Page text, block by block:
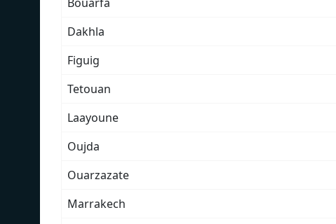
Dakhla
Figuig
Tetouan
Laayoune
Oujda
Ouarzazate
Marrakech